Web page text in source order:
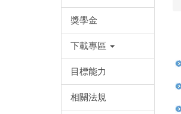
獎學金
下載專區
目標能力
相關法規